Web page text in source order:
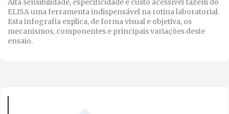
Alta sensibilidade, especificidade e custo acessível fazem do
ELISA uma ferramenta indispensável na rotina laboratorial.
Esta infografia explica, de forma visual e objetiva, os
mecanismos, componentes e principais variações deste
ensaio.